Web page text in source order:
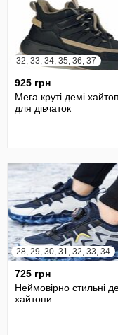
32, 33, 34, 35, 36, 37
925 грн
Мега круті демі
для дівчаток
28, 29, 30, 31, 32, 33, 34
725 грн
Неймовірно стильні
хайтопи